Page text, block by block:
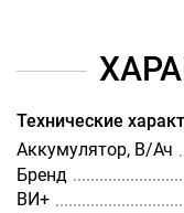
Технические
Аккумулятор, В/Ач
Бренд
ВИ+